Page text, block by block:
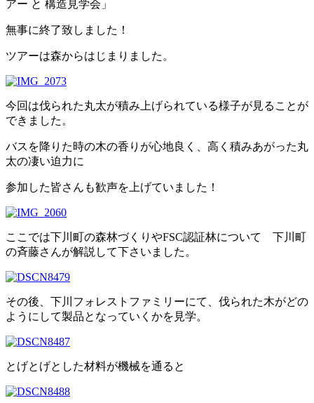
アー と 構造見学会」
無事に終了致しました！
ツアーは森からはじまりました。
今回は伐られた丸太が積み上げられている様子が見ることが
できました。
バスを降りた時の木の香りが心地良く、高く積みあがった丸
太の凄い迫力に
参加した皆さんも歓声を上げていました！
ここでは下川町の森林づくりやFSC認証林について 下川町
の斉藤さんが解説して下さいました。
その後、下川フォレストファミリーにて、伐られた木がどの
ようにして製品となっていくかを見学。
とげとげとした材料が機械を通ると